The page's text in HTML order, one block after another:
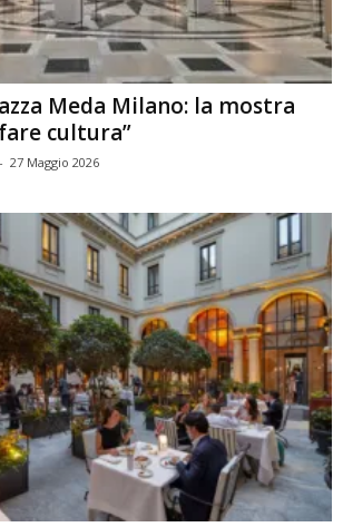
Meda Milano: la mostra
cultura”
- 27 Maggio 2026